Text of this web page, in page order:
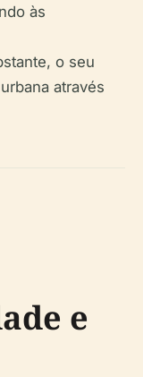
às
o seu
através
e